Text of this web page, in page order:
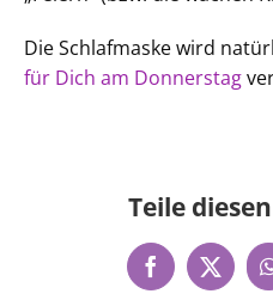
Die Schlafmaske wird
für Dich am Donnerstag
Teile
Facebook
X